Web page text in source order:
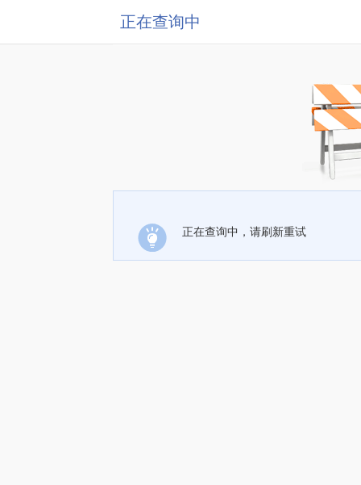
正在查询中
正在查询中，请刷新重试